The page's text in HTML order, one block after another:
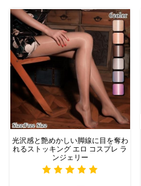
光沢感と艶めかしい脚線に目を奪わ
れるストッキング エロ コスプレ ラ
ンジェリー